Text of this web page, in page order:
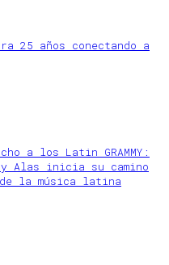
25 años conectando a
a los Latin GRAMMY:
Alas inicia su camino
la música latina